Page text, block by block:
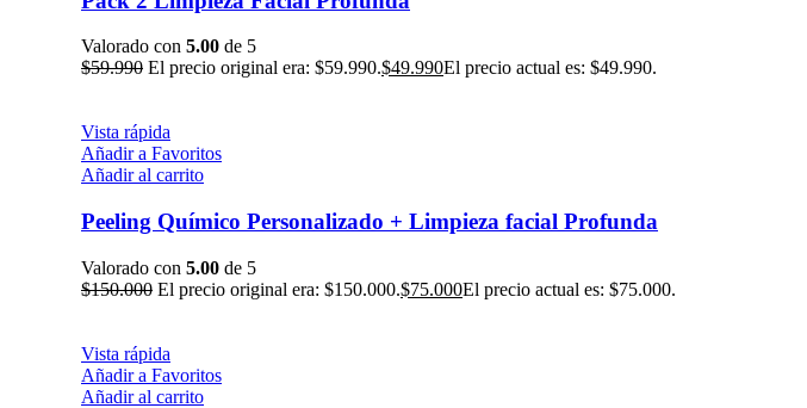
Valorado con 5.00 de 5
$59.990 El precio original era: $59.990.$49.990El precio actual es: $49.990.
Vista rápida
Añadir a Favoritos
Añadir al carrito
Peeling Químico Personalizado + Limpieza facial Profunda
Valorado con 5.00 de 5
$150.000 El precio original era: $150.000.$75.000El precio actual es: $75.000.
Vista rápida
Añadir a Favoritos
Añadir al carrito